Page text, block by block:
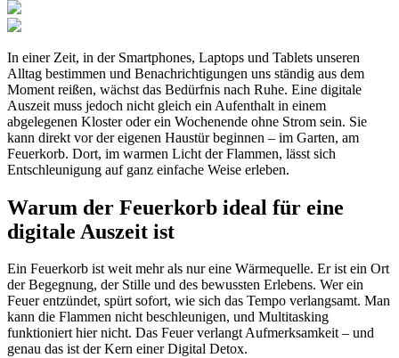
In einer Zeit, in der Smartphones, Laptops und Tablets unseren
Alltag bestimmen und Benachrichtigungen uns ständig aus dem
Moment reißen, wächst das Bedürfnis nach Ruhe. Eine digitale
Auszeit muss jedoch nicht gleich ein Aufenthalt in einem
abgelegenen Kloster oder ein Wochenende ohne Strom sein. Sie
kann direkt vor der eigenen Haustür beginnen – im Garten, am
Feuerkorb. Dort, im warmen Licht der Flammen, lässt sich
Entschleunigung auf ganz einfache Weise erleben.
Warum der Feuerkorb ideal für eine
digitale Auszeit ist
Ein Feuerkorb ist weit mehr als nur eine Wärmequelle. Er ist ein Ort
der Begegnung, der Stille und des bewussten Erlebens. Wer ein
Feuer entzündet, spürt sofort, wie sich das Tempo verlangsamt. Man
kann die Flammen nicht beschleunigen, und Multitasking
funktioniert hier nicht. Das Feuer verlangt Aufmerksamkeit – und
genau das ist der Kern einer Digital Detox.